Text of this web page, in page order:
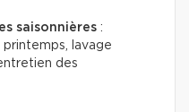
saisonnières :
lavage
des